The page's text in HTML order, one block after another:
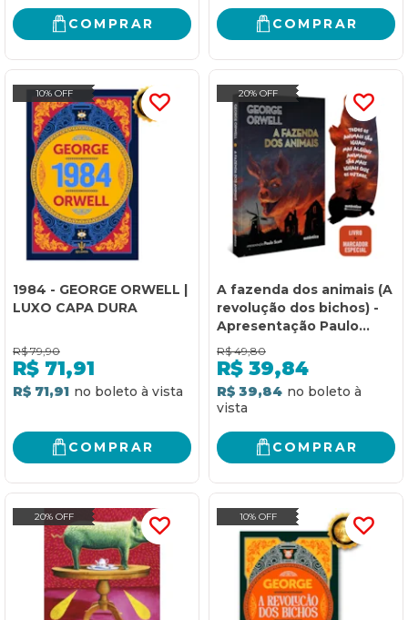
COMPRAR COMPRAR
10% OFF
1984 - GEORGE ORWELL |
LUXO CAPA DURA
R$ 79,90
R$ 71,91
R$ 71,91
COMPRAR
20% OFF
A fazenda dos animais (A
revolução dos bichos) -
Apresentação Paulo
Scott
R$ 49,80
R$ 39,84
R$ 39,84
COMPRAR
20% OFF 10% OFF